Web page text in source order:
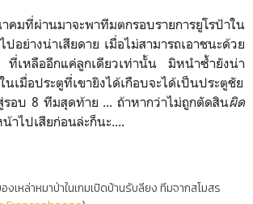
มที่ผ่านมาจะพาทีมตกรอบรายการยูโรป้าใน
อย่างน่าเสียดาย เมื่อไม่สามารถเอาชนะด้วย
หลืออีกแค่ลูกเดียวเท่านั้น มิหนำซ้ำยังน่า
นเมื่อประตูที่เขายิงได้เกือบจะได้เป็นประตูชัย
รอบ 8 ทีมสุดท้าย ... ถ้าหากว่าไม่ถูกตัดสินผิด
าไปเสียก่อนล่ะก็นะ....
เหล่าหมาป่าในเกมเปิดบ้านรับลียง ทีมจากสโมสร